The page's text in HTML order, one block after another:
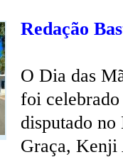
Redação
O Dia das
foi
disputado
Graça, Kenji